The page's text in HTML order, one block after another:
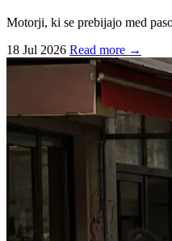
Motorji, ki se prebijajo med
18 Jul 2026 Read more →